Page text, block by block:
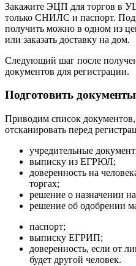
Закажите ЭЦП для торгов в
только СНИЛС и паспорт.
получить можно в одном из
или заказать доставку на дом.
Следующий шаг после
документов для регистрации.
Подготовить документы
Приводим список
отсканировать перед
учредительные
выписку из ЕГРЮЛ;
доверенность на
торгах;
решение о назначении
решение об одобрении
паспорт;
выписку ЕГРИП;
доверенность, если от
будет другой человек.